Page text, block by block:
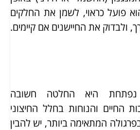
פועל כראוי, לשמן את החלקים
ולבדוק את החיישנים אם קיימים.
נפתחת היא החלטה חשובה
החיים והנוחות בחלל החיצוני
המתאימה ביותר, יש להבין